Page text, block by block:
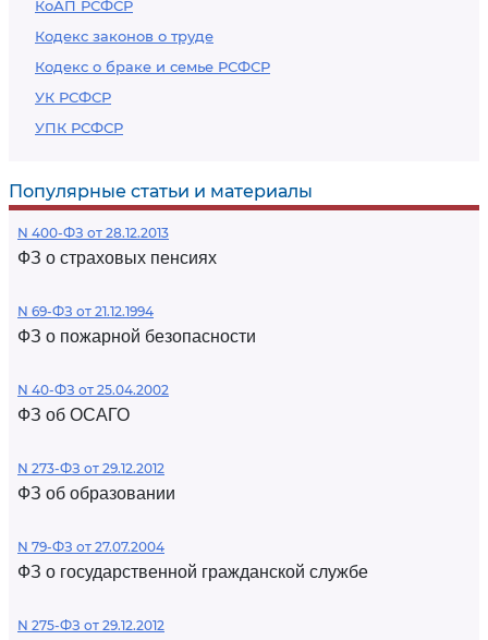
КоАП РСФСР
Кодекс законов о труде
Кодекс о браке и семье РСФСР
УК РСФСР
УПК РСФСР
Популярные статьи и материалы
N 400-ФЗ от 28.12.2013
ФЗ о страховых пенсиях
N 69-ФЗ от 21.12.1994
ФЗ о пожарной безопасности
N 40-ФЗ от 25.04.2002
ФЗ об ОСАГО
N 273-ФЗ от 29.12.2012
ФЗ об образовании
N 79-ФЗ от 27.07.2004
ФЗ о государственной гражданской службе
N 275-ФЗ от 29.12.2012